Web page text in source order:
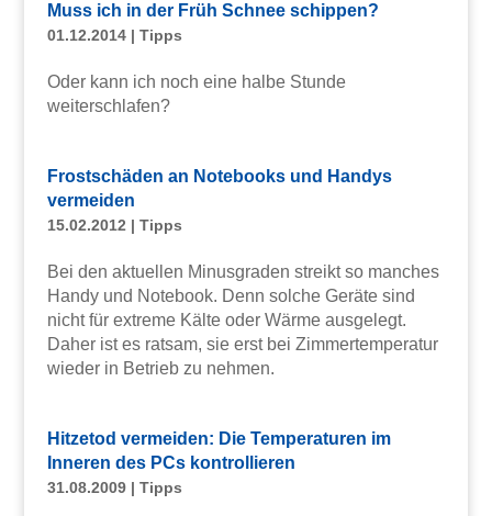
Muss ich in der Früh Schnee schippen?
01.12.2014| Tipps
Oder kann ich noch eine halbe Stunde
weiterschlafen?
Frostschäden an Notebooks und Handys
vermeiden
15.02.2012 | Tipps
Bei den aktuellen Minusgraden streikt so manches
Handy und Notebook. Denn solche Geräte sind
nicht für extreme Kälte oder Wärme ausgelegt.
Daher ist es ratsam, sie erst bei Zimmertemperatur
wieder in Betrieb zu nehmen.
Hitzetod vermeiden: Die Temperaturen im
Inneren des PCs kontrollieren
31.08.2009| Tipps